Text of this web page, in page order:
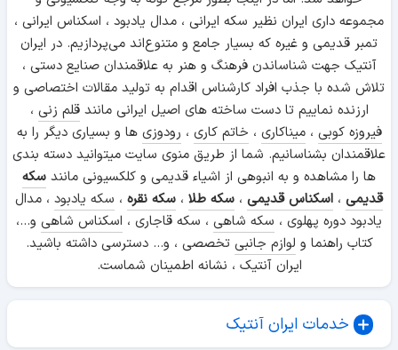
مجموعه داری ایران نظیر سکه ایرانی ، مدال یادبود ، اسکناس ایرانی ،
تمبر قدیمی و غیره که بسیار جامع و متنوع‌اند می‌پردازیم. در ایران
آنتیک جهت شناساندن فرهنگ و هنر به علاقمندان صنایع دستی ،
تلاش شده با جذب افراد کارشناس اقدام به تولید مقالات اختصاصی و
ارزنده نماییم تا دست ساخته های اصیل ایرانی مانندقلم زنی ،
فیروزه کوبی ،میناکاری ، خاتم کاری ، رودوزی ها و بسیاری دیگر را به
علاقمندان بشناسانیم. شما از طریق منوی سایت میتوانید دسته بندی
ها را مشاهده و به انبوهی از اشیاء قدیمی و کلکسیونی مانند سکه
قدیمی ، اسکناس قدیمی ، سکه طلا ، سکه نقره ، سکه یادبود ، مدال
یادبود دوره پهلوی ، سکه شاهی ، سکه قاجاری ، اسکناس شاهی و...،
کتاب راهنما و لوازم جانبی تخصصی ، و... دسترسی داشته باشید.
ایران آنتیک ، نشانه اطمینان شماست.
خدمات ایران آنتیک